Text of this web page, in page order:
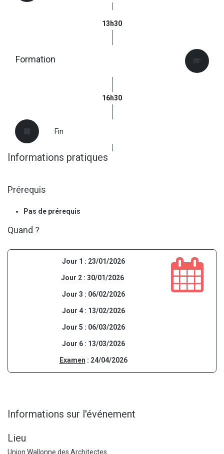
13h30
Formation
16h30
Fin
Informations pratiques
Prérequis
Pas de prérequis
Quand ?
Jour 1 : 23/01/2026
Jour 2 : 30/01/2026
Jour 3 : 06/02/2026
Jour 4 : 13/02/2026
Jour 5 : 06/03/2026
Jour 6 : 13/03/2026
Examen : 24/04/2026
Informations sur l'événement
Lieu
Union Wallonne des Architectes